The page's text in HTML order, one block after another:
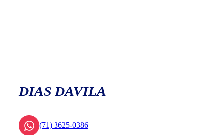
DIAS DAVILA
(71) 3625-0386